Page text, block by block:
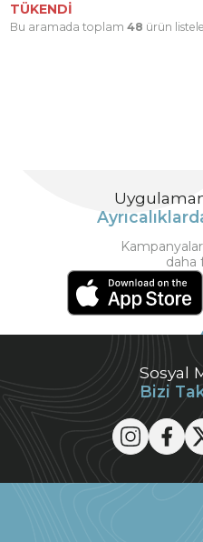
TÜKENDİ
Bu aramada toplam 48 ürün
Sosyal
Bizi
daha